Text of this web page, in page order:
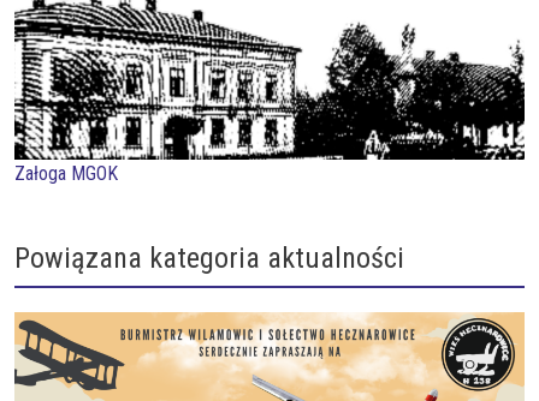
Załoga MGOK
Powiązana kategoria aktualności